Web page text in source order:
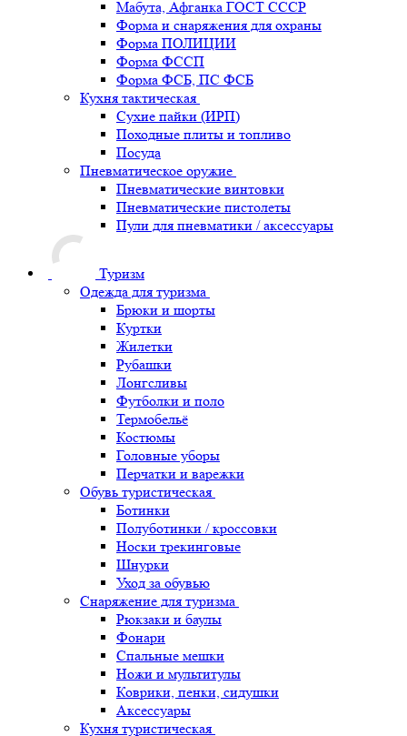
Мабута, Афганка ГОСТ СССР
Форма и снаряжения для охраны
Форма ПОЛИЦИИ
Форма ФССП
Форма ФСБ, ПС ФСБ
Кухня тактическая
Сухие пайки (ИРП)
Походные плиты и топливо
Посуда
Пневматическое оружие
Пневматические винтовки
Пневматические пистолеты
Пули для пневматики / аксессуары
Туризм
Одежда для туризма
Брюки и шорты
Куртки
Жилетки
Рубашки
Лонгсливы
Футболки и поло
Термобельё
Костюмы
Головные уборы
Перчатки и варежки
Обувь туристическая
Ботинки
Полуботинки / кроссовки
Носки трекинговые
Шнурки
Уход за обувью
Снаряжение для туризма
Рюкзаки и баулы
Фонари
Спальные мешки
Ножи и мультитулы
Коврики, пенки, сидушки
Аксессуары
Кухня туристическая